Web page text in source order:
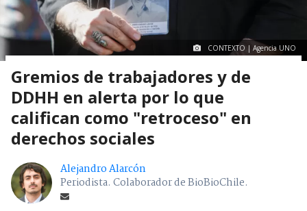
CONTEXTO | Agencia UNO
Gremios de trabajadores y de
DDHH en alerta por lo que
califican como "retroceso" en
derechos sociales
Alejandro Alarcón
Periodista. Colaborador de BioBioChile.